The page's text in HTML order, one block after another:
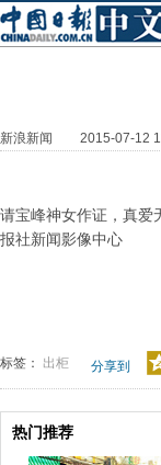
新浪新闻 2015-07-12
请宝峰神女作证，真爱
报社新闻影像中心
标签： 出柜 分享到
热门推荐